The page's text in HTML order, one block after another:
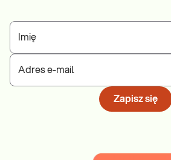
Imię
Adres e-mail
Zapisz się